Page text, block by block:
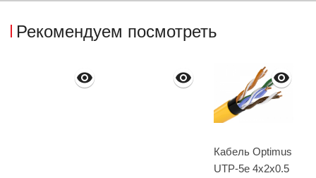
Рекомендуем посмотреть
Кабель Optimus
UTP-5e 4x2x0.5